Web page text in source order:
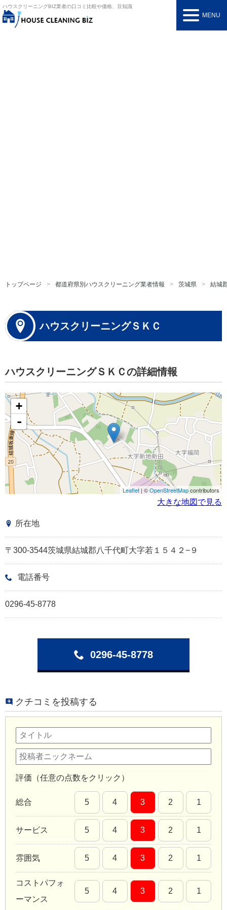
ハウスクリーニングBIZ業者の口コミ比較や価格、豆知識
MENU
トップページ 都道府県別ハウスクリーニング業者情報 茨城県 結城
ハウスクリーニングＳＫＣ
ハウスクリーニングＳＫＣの詳細情報
+
-
Leaflet | ©OpenStreetMapcontributors
大きな地図で見る
所在地
〒300-3544茨城県結城郡八千代町大字若１５４２−９
電話番号
0296-45-8778
0296-45-8778
クチコミを投稿する
評価（任意の点数をクリック）
総合 5 4 3 2 1
サービス 5 4 3 2 1
雰囲気 5 4 3 2 1
コストパフォ
ーマンス
5 4 3 2 1